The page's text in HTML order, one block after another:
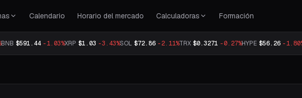
Calendario Horario del mercado Calculadoras Formación
BNB $591.44 -1.03%XRP $1.03 -3.43%SOL $72.86 -2.11%TRX $0.3271 -0.27%HYPE $56.26 -